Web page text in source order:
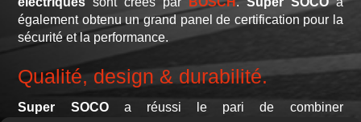
également obtenu un grand panel de certification pour la
sécurité et la performance.
Qualité, design & durabilité.
Super SOCOa réussi le pari de combiner